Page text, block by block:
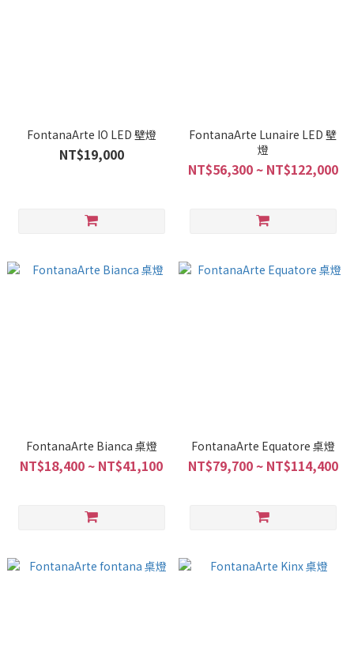
FontanaArte IO LED 壁燈
NT$19,000
FontanaArte Lunaire LED 壁
燈
NT$56,300 ~ NT$122,000
FontanaArte Bianca 桌燈
NT$18,400 ~ NT$41,100
FontanaArte Equatore 桌燈
NT$79,700 ~ NT$114,400